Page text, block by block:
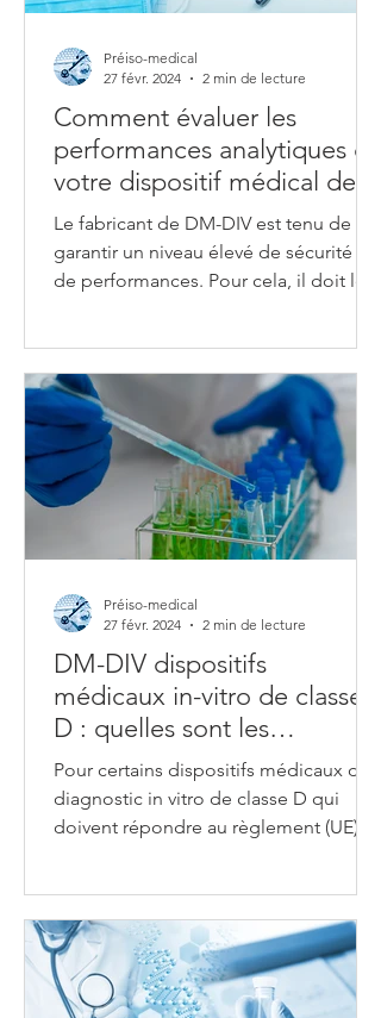
Comment évaluer les
performances analytiques de
votre dispositif médical de
diagnostic in-vitro ?
Le fabricant de DM-DIV est tenu de
garantir un niveau élevé de sécurité et
de performances. Pour cela, il doit le
Préiso-medical
27 févr. 2024
2 min de lecture
DM-DIV dispositifs
médicaux in-vitro de classe
D : quelles sont les
spécifications applicables ?
Pour certains dispositifs médicaux de
diagnostic in vitro de classe D qui
doivent répondre au règlement (UE)
Préiso-medical
27 févr. 2024
2 min de lecture